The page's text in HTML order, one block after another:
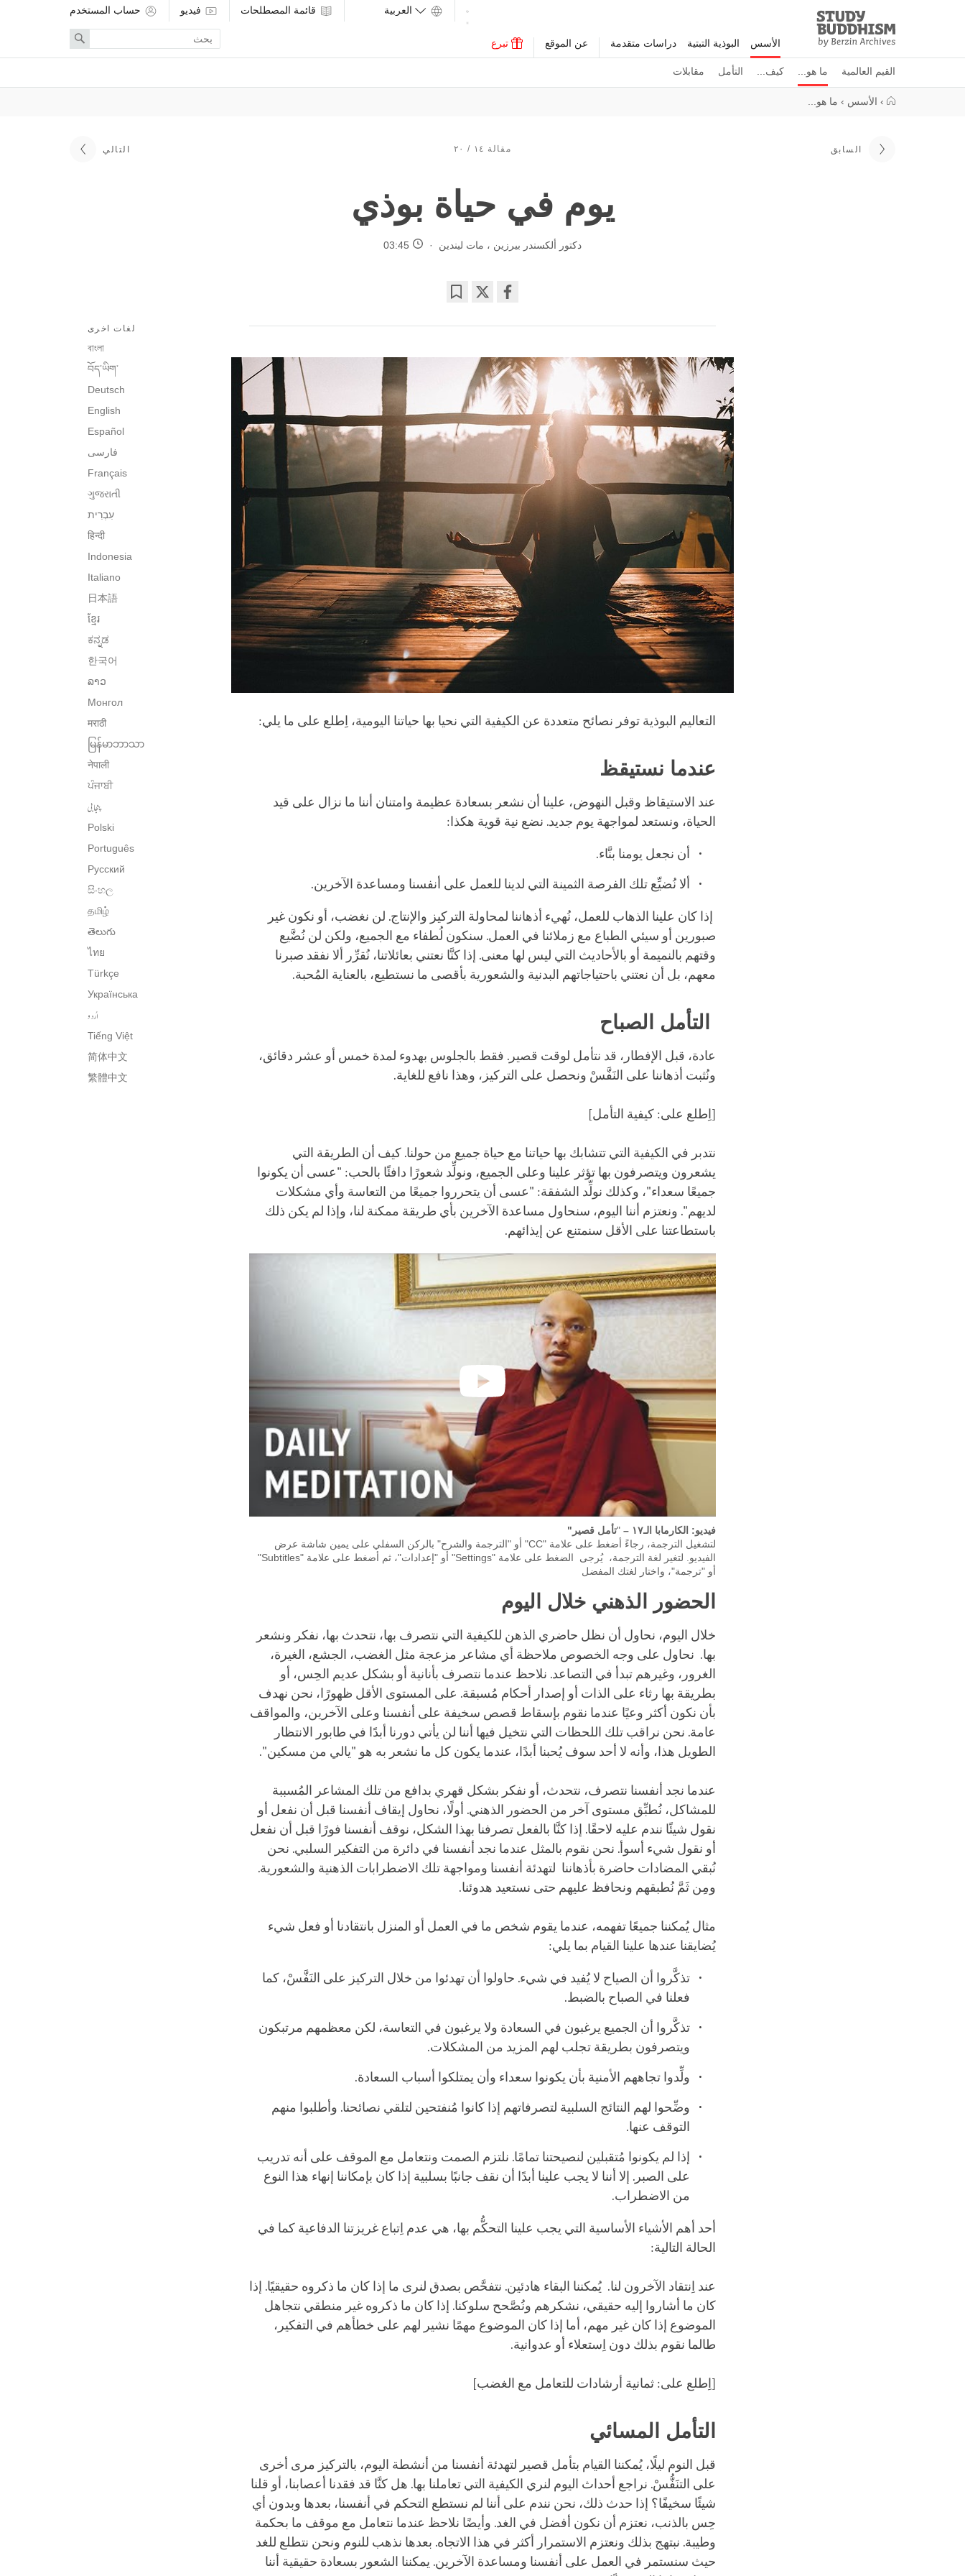
Study
Buddhism
Home
الأسس
القيم العالمية ما هو... كيف... التأمل مقابلات
البوذية التبتية دراسات متقدمة عن الموقع تبرع
قائمة المصطلحات فيديو حساب المستخدم
search
term
Search
› الأسس › ما هو...
السابق مقالة ١٤ / ٢٠ التالي
يوم في حياة بوذي
دكتور ألكسندر بيرزين ، مات ليندين 03:45
on
لغات اخرى
বাংলা
བོད་ཡིག་
Deutsch
English
Español
فارسی
Français
ગુજરાતી
עִבְרִית‎
हिन्दी
Indonesia
Italiano
日本語
ខ្មែរ
ಕನ್ನಡ
한국어
ລາວ
Монгол
मराठी
မြန်မာဘာသာ
नेपाली
ਪੰਜਾਬੀ
پنجابی
Polski
Português
Русский
සිංහල
தமிழ்
తెలుగు
ไทย
Türkçe
Українська
اُردو
Tiếng Việt
简体中文
繁體中文
التعاليم البوذية توفر نصائح متعددة عن الكيفية التي نحيا بها حياتنا اليومية، اِطلع على ما يلي:
عندما نستيقظ
عند الاستيقاظ وقبل النهوض، علينا أن نشعر بسعادة عظيمة وامتنان أننا ما نزال على قيد
الحياة، ونستعد لمواجهة يوم جديد. نضع نية قوية هكذا:
أن نجعل يومنا بنَّاء.
أﻻ نُضيِّع تلك الفرصة الثمينة التي لدينا للعمل على أنفسنا ومساعدة الآخرين.
إذا كان علينا الذهاب للعمل، نُهيء أذهاننا لمحاولة التركيز والإنتاج. لن نغضب، أو نكون غير
صبورين أو سيئي الطباع مع زملائنا في العمل. سنكون لُطفاء مع الجميع، ولكن لن نُضَّيع
وقتهم بالنميمة أو بالأحاديث التي ليس لها معنى. إذا كنَّا نعتني بعائلاتنا، نُقرِّر أﻻ نفقد صبرنا
معهم، بل أن نعتني باحتياجاتهم البدنية والشعورية بأقصى ما نستطيع، بالعناية المُحبة.
التأمل الصباح
عادة، قبل الإفطار، قد نتأمل لوقت قصير. فقط بالجلوس بهدوء لمدة خمس أو عشر دقائق،
ونُثبت أذهاننا على النَفَّسْ ونحصل على التركيز، وهذا نافع للغاية.
[اِطلع على: كيفية التأمل]
نتدبر في الكيفية التي تتشابك بها حياتنا مع حياة جميع من حولنا. كيف أن الطريقة التي
يشعرون ويتصرفون بها تؤثر علينا وعلى الجميع، ونولِّد شعورًا دافئًا بالحب: "عسى أن يكونوا
جميعًا سعداء"، وكذلك نولِّد الشفقة: "عسى أن يتحرروا جميعًا من التعاسة وأي مشكلات
لديهم". ونعتزم أننا اليوم، سنحاول مساعدة الآخرين بأي طريقة ممكنة لنا، وإذا لم يكن ذلك
باستطاعتنا على الأقل سنمتنع عن إيذائهم.
فيديو: الكارمابا الـ١٧ –
"تأمل قصير"
لتشغيل الترجمة، رجاءً أضغط على علامة "CC" أو "الترجمة والشرح" بالركن السفلي على يمين شاشة عرض
الفيديو. لتغير لغة الترجمة، يُرجى الضغط على علامة "Settings" أو "إعدادات"، ثم أضغط على علامة "Subtitles"
أو "ترجمة"، واختار لغتك المفضل
الحضور الذهني خلال اليوم
خلال اليوم، نحاول أن نظل حاضري الذهن للكيفية التي نتصرف بها، نتحدث بها، نفكر ونشعر
بها. نحاول على وجه الخصوص ملاحظة أي مشاعر مزعجة مثل الغضب، الجشع، الغيرة،
الغرور، وغيرهم تبدأ في التصاعد. نلاحظ عندما نتصرف بأنانية أو بشكل عديم الحِس، أو
بطريقة بها رثاء على الذات أو إصدار أحكام مُسبقة. على المستوى الأقل ظهورًا، نحن نهدف
بأن نكون أكثر وعيًا عندما نقوم بإسقاط قصص سخيفة على أنفسنا وعلى الآخرين، والمواقف
عامة. نحن نراقب تلك اللحظات التي نتخيل فيها أننا لن يأتي دورنا أبدًا في طابور الانتظار
الطويل هذا، وأنه ﻻ أحد سوف يُحبنا أبدًا، عندما يكون كل ما نشعر به هو "يالي من مسكين".
عندما نجد أنفسنا نتصرف، نتحدث، أو نفكر بشكل قهري بدافع من تلك المشاعر المُسببة
للمشاكل، نُطبِّق مستوى آخر من الحضور الذهني. أولًا، نحاول إيقاف أنفسنا قبل أن نفعل أو
نقول شيئًا نندم عليه لاحقًا. إذا كنَّا بالفعل تصرفنا بهذا الشكل، نوقف أنفسنا فورًا قبل أن نفعل
أو نقول شيء أسوأ. نحن نقوم بالمثل عندما نجد أنفسنا في دائرة من التفكير السلبي. نحن
نُبقي المضادات حاضرة بأذهاننا لتهدئة أنفسنا ومواجهة تلك الاضطرابات الذهنية والشعورية.
ومِن ثَمَّ نُطبقهم ونحافظ عليهم حتى نستعيد هدوئنا.
مثال يُمكننا جميعًا تفهمه، عندما يقوم شخص ما في العمل أو المنزل بانتقادنا أو فعل شيء
يُضايقنا عندها علينا القيام بما يلي:
تذكَّروا أن الصياح ﻻ يُفيد في شيء. حاولوا أن تهدئوا من خلال التركيز على النَفَّسْ، كما
فعلنا في الصباح بالضبط.
تذكَّروا أن الجميع يرغبون في السعادة وﻻ يرغبون في التعاسة، لكن معظمهم مرتبكون
ويتصرفون بطريقة تجلب لهم المزيد من المشكلات.
ولِّدوا تجاههم الأمنية بأن يكونوا سعداء وأن يمتلكوا أسباب السعادة.
وضِّحوا لهم النتائج السلبية لتصرفاتهم إذا كانوا مُنفتحين لتلقي نصائحنا. وأطلبوا منهم
التوقف عنها.
إذا لم يكونوا مُتقبلين لنصيحتنا تمامًا. نلتزم الصمت ونتعامل مع الموقف على أنه تدريب
على الصبر. إﻻ أننا لا يجب علينا أبدًا أن نقف جانبًا بسلبية إذا كان بإمكاننا إنهاء هذا النوع
من الاضطراب.
أحد أهم الأشياء الأساسية التي يجب علينا التحكُّم بها، هي عدم اِتباع غريزتنا الدفاعية كما في
الحالة التالية:
عند اِنتقاد الآخرون لنا. يُمكننا البقاء هادئين. نتفحَّص بصدق لنرى ما إذا كان ما ذكروه حقيقيًا. إذا
كان ما أشاروا إليه حقيقي، نشكرهم ونُصَّحح سلوكنا. إذا كان ما ذكروه غير منطقي نتجاهل
الموضوع إذا كان غير مهم، أما إذا كان الموضوع مهمًا نشير لهم على خطأهم في التفكير،
طالما نقوم بذلك دون اِستعلاء أو عدوانية.
[اِطلع على: ثمانية أرشادات للتعامل مع الغضب]
التأمل المسائي
قبل النوم ليلًا، يُمكننا القيام بتأمل قصير لتهدئة أنفسنا من أنشطة اليوم، بالتركيز مرى أخرى
على التنَفُّسْ. نراجع أحداث اليوم لنري الكيفية التي تعاملنا بها. هل كنَّا قد فقدنا أعصابنا، أو قلنا
شيئًا سخيفًا؟ إذا حدث ذلك، نحن نندم على أننا لم نستطع التحكم في أنفسنا، بعدها وبدون أي
حِس بالذنب، نعتزم أن نكون أفضل في الغد. وأيضًا نلاحظ عندما نتعامل مع موقف ما بحكمة
وطيبة. نبتهج بذلك ونعتزم اﻻستمرار أكثر في هذا اﻻتجاه. بعدها نذهب للنوم ونحن نتطلع للغد
حيث سنستمر في العمل على أنفسنا ومساعدة الآخرين. يمكننا الشعور بسعادة حقيقية أننا